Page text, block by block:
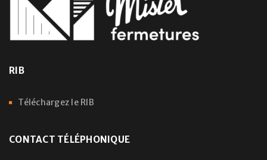
RIB
Téléchargez le RIB
CONTACT TÉLÉPHONIQUE